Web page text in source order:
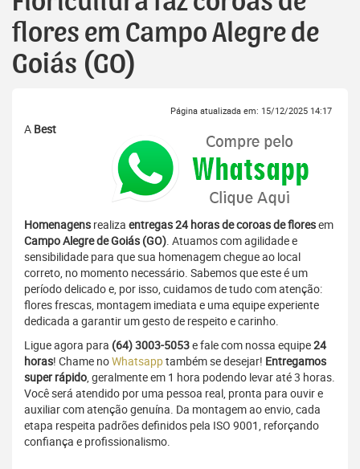
flores em Campo Alegre de
Goiás (GO)
Página atualizada em: 15/12/2025 14:17
A Best
Homenagens realiza entregas 24 horas de coroas de floresem
Campo Alegre de Goiás (GO). Atuamos com agilidade e
sensibilidade para que sua homenagem chegue ao local
correto, no momento necessário. Sabemos que este é um
período delicado e, por isso, cuidamos de tudo com atenção:
flores frescas, montagem imediata e uma equipe experiente
dedicada a garantir um gesto de respeito e carinho.
Ligue agora para (64) 3003-5053e fale com nossa equipe24
horas! Chame noWhatsapptambém se desejar! Entregamos
super rápido, geralmente em 1 hora podendo levar até 3 horas.
Você será atendido por uma pessoa real, pronta para ouvir e
auxiliar com atenção genuína. Da montagem ao envio, cada
etapa respeita padrões definidos pela ISO 9001, reforçando
confiança e profissionalismo.